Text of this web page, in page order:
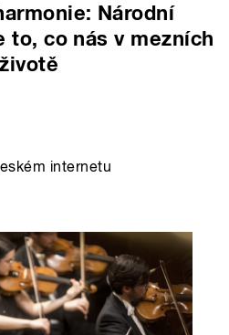
Národní
to, co nás v mezních
internetu